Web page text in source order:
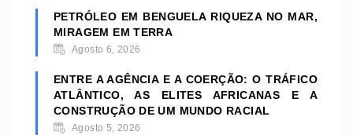
PETRÓLEO EM BENGUELA RIQUEZA NO MAR,
MIRAGEM EM TERRA
Agosto 6, 2026
ENTRE A AGÊNCIA E A COERÇÃO: O TRÁFICO
ATLÂNTICO, AS ELITES AFRICANAS E A
CONSTRUÇÃO DE UM MUNDO RACIAL
Agosto 5, 2026